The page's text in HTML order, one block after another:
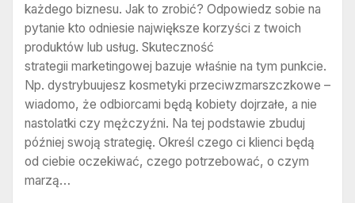
każdego biznesu. Jak to zrobić? Odpowiedz sobie na
pytanie kto odniesie największe korzyści z twoich
produktów lub usług. Skuteczność
strategii marketingowej bazuje właśnie na tym punkcie.
Np. dystrybuujesz kosmetyki przeciwzmarszczkowe –
wiadomo, że odbiorcami będą kobiety dojrzałe, a nie
nastolatki czy mężczyźni. Na tej podstawie zbuduj
później swoją strategię. Określ czego ci klienci będą
od ciebie oczekiwać, czego potrzebować, o czym
marzą…